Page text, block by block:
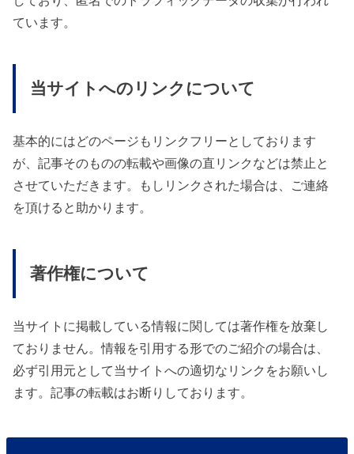
ています。
当サイトへのリンクについて
基本的にはどのページもリンクフリーとしております
が、記事そのものの転載や画像の直リンクなどは禁止と
させていただきます。もしリンクされた場合は、ご連絡
を頂けると助かります。
著作権について
当サイトに掲載している情報に関しては著作権を放棄し
ておりません。情報を引用する形でのご紹介の場合は、
必ず引用元として当サイトへの適切なリンクをお願いし
ます。記事の転載はお断りしております。